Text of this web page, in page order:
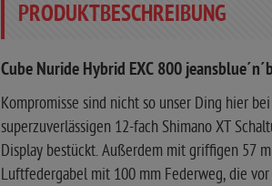
PRODUKTBESCHREIBUNG
Cube Nuride Hybrid EXC 800
Kompromisse sind nicht so unser Ding hier
superzuverlässigen 12-fach Shimano XT
Display bestückt. Außerdem mit griffigen 57
Luftfedergabel mit 100 mm Federweg, die